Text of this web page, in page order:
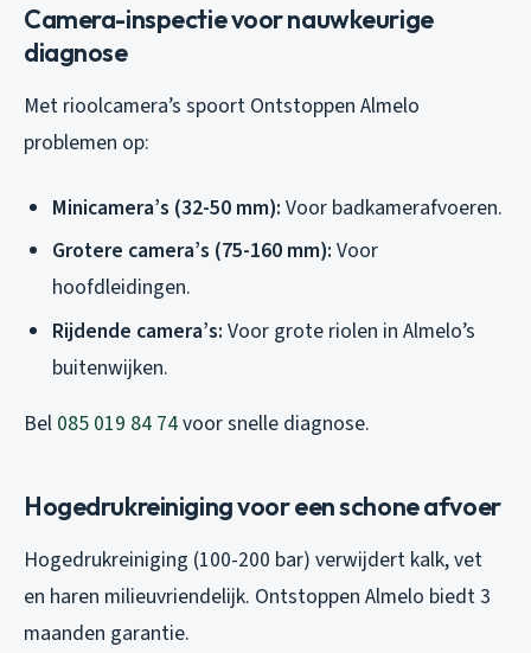
Camera-inspectie voor nauwkeurige
diagnose
Met rioolcamera’s spoort Ontstoppen Almelo
problemen op:
Minicamera’s (32-50 mm): Voor badkamerafvoeren.
Grotere camera’s (75-160 mm): Voor
hoofdleidingen.
Rijdende camera’s: Voor grote riolen in Almelo’s
buitenwijken.
Bel 085 019 84 74voor snelle diagnose.
Hogedrukreiniging voor een schone afvoer
Hogedrukreiniging (100-200 bar) verwijdert kalk, vet
en haren milieuvriendelijk. Ontstoppen Almelo biedt 3
maanden garantie.